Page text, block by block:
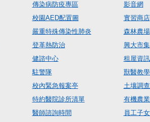
傳染病防疫專區
校園AED配置圖
嚴重特殊傳染性肺炎
登革熱防治
健諮中心
駐警隊
校內緊急報案亭
特約醫院診所清單
醫師諮詢時間
影音網
實習商店
森林農場
興大市集
租屋資
獸醫教
土壤調
有機農
員工子